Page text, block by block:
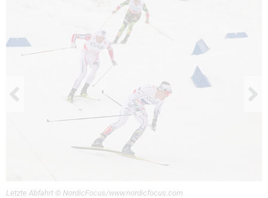
Letzte Abfahrt © NordicFocus/www.nordicfocus.com